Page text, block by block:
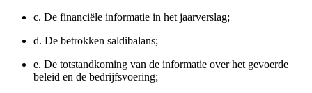
c. De financiële informatie in het jaarverslag;
d. De betrokken saldibalans;
e. De totstandkoming van de informatie over het gevoerde
beleid en de bedrijfsvoering;